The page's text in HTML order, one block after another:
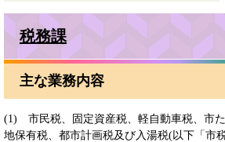
税務課
主な業務内容
(1) 市民税、固定資産税、軽自動車税、市
地保有税、都市計画税及び入湯税(以下「市